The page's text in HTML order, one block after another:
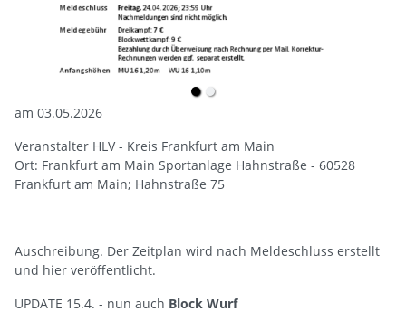
am 03.05.2026
Veranstalter HLV - Kreis Frankfurt am Main
Ort: Frankfurt am Main Sportanlage Hahnstraße - 60528
Frankfurt am Main; Hahnstraße 75
Auschreibung. Der Zeitplan wird nach Meldeschluss erstellt
und hier veröffentlicht.
UPDATE 15.4. - nun auch Block Wurf